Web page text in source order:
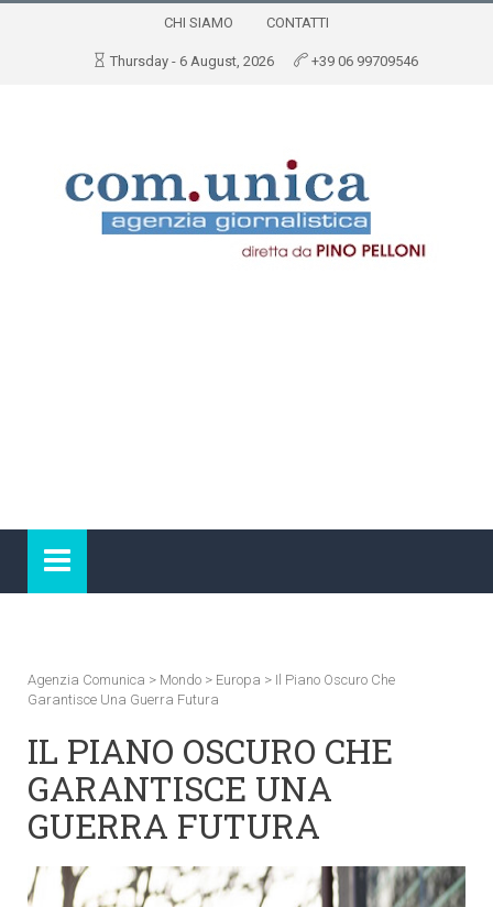
CHI SIAMO CONTATTI
Thursday - 6 August, 2026 +39 06 99709546
Agenzia Comunica > Mondo > Europa > Il Piano Oscuro Che
Garantisce Una Guerra Futura
IL PIANO OSCURO CHE
GARANTISCE UNA
GUERRA FUTURA